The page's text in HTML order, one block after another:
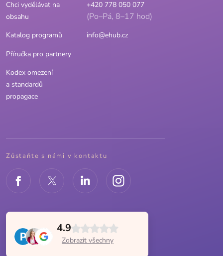
Chci vydělávat na
obsahu
Katalog programů
Příručka pro partnery
Kodex omezení
a standardů
propagace
+420 778 050 077
(Po–Pá, 8–17 hod)
info@ehub.cz
Zůstaňte s námi v kontaktu
4.9
Zobrazit všechny